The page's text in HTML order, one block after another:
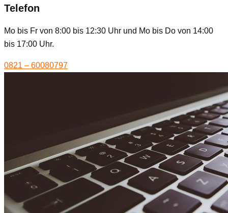
Telefon
Mo bis Fr von 8:00 bis 12:30 Uhr und Mo bis Do von 14:00
bis 17:00 Uhr.
0821 – 60080797